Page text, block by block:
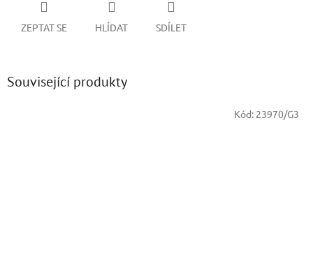
ZEPTAT SE HLÍDAT SDÍLET
Související produkty
Kód: 23970/G3